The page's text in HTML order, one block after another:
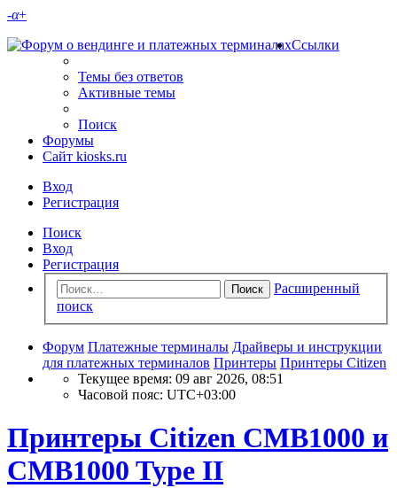
-α+
Ссылки
Темы без ответов
Активные темы
Поиск
Форумы
Сайт kiosks.ru
Вход
Регистрация
Поиск
Вход
Регистрация
Поиск
Расширенный
поиск
Форум Платежные терминалы Драйверы и инструкции
для платежных терминалов Принтеры Принтеры Citizen
Текущее время: 09 авг 2026, 08:51
Часовой пояс: UTC+03:00
Принтеры Citizen CMB1000 и
CMB1000 Type II